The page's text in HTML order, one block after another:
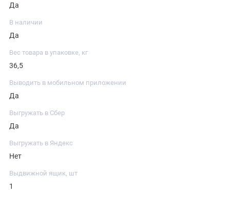
Да
В наличии
Да
Вес товара в упаковке, кг
36,5
Выводить в мобильном приложении
Да
Выгружать в Сбер
Да
Выгружать в Яндекс
Нет
Выдвижной ящик, шт
1